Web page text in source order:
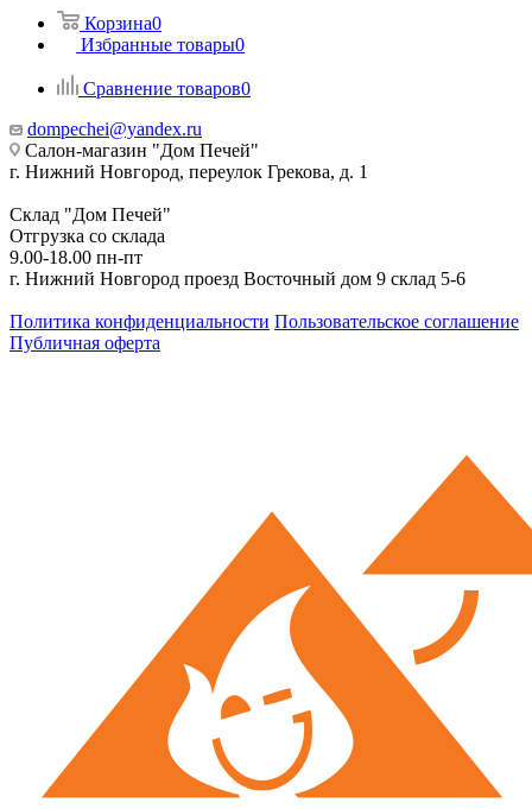
Корзина0
Избранные товары0
Сравнение товаров0
dompechei@yandex.ru
Салон-магазин "Дом Печей"
г. Нижний Новгород, переулок Грекова, д. 1
Склад "Дом Печей"
Отгрузка со склада
9.00-18.00 пн-пт
г. Нижний Новгород проезд Восточный дом 9 склад 5-6
Политика конфиденциальности Пользовательское соглашение
Публичная оферта